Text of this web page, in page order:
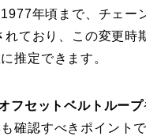
年頃まで、チェー
ており、この変更時
推定できます。
フセットベルトループ
確認すべきポイント